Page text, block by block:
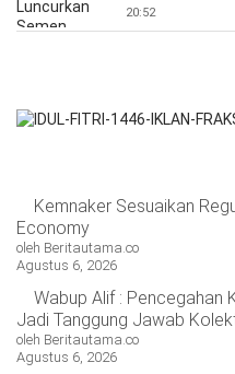
20:52
Kemnaker Sesuaikan
Economy
oleh Beritautama.co
Agustus 6, 2026
Wabup Alif : Pencegahan
Jadi Tanggung Jawab
oleh Beritautama.co
Agustus 6, 2026